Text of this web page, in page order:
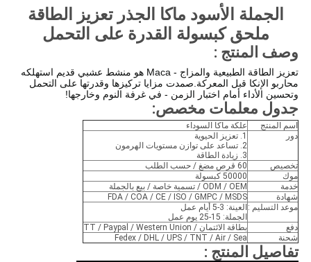
الجملة الأسود ماكا الجذر تعزيز الطاقة
ملحق كبسولة القدرة على التحمل
وصف المنتج :
تعزيز الطاقة الطبيعية والمزاج - Maca هو منشط عشبي قديم استهلكه
محاربو الإنكا قبل المعركة.صمدت مزايا تركيزها وقدرتها على التحمل
وتحسين الأداء أمام اختبار الزمن - في غرفة النوم وخارجها!
جدول معلمات مخصص:
اسم المنتج
علكة ماكا السوداء
دور
1. تعزيز الحيوية
2. تساعد على توازن مستويات الهرمون
3. زيادة الطاقة
تخصيص
60 قرص مضغ / حسب الطلب
موك
50000 كبسولة
خدمة
ODM / OEM / تسمية خاصة / بيع بالجملة
شهادة
FDA / COA / CE / ISO / GMPC / MSDS
موعد التسليم : العينة: 3-5 أيام عمل
الجملة: 15-25 يوم عمل
دفع
بطاقة الائتمان / TT / Paypal / Western Union
شحنة
Fedex / DHL / UPS / TNT / Air / Sea
تفاصيل المنتج :